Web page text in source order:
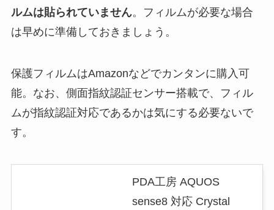
ルムは貼られていません。フィルムが必要な場合
は早めに準備しておきましょう。
保護フィルムはAmazonなどでカンタンに購入可
能。なお、側面指紋認証センサー搭載で、フィル
ムが指紋認証対応であるかは気にする必要ないで
す。
PDA工房 AQUOS
sense8 対応 Crystal